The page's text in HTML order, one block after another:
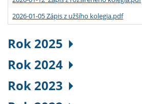
2026-01-05 Zápis z užšího kolegia.pdf
Rok 2025
Rok 2024
Rok 2023